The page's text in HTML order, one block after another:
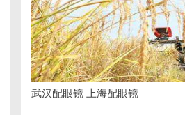
武汉配眼镜 上海配眼镜